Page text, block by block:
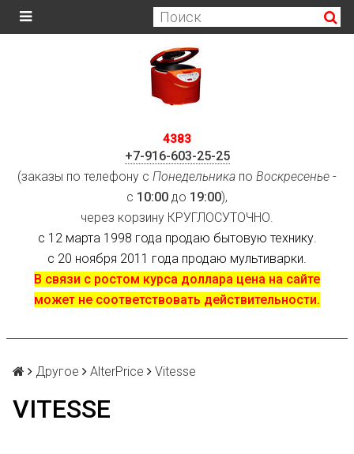
4383
+7-916-603-25-25
(заказы по телефону с Понедельника по Воскресенье -
с 10:00 до 19:00),
через корзину КРУГЛОСУТОЧНО.
с 12 марта 1998 года продаю бытовую технику.
с 20 ноября 2011 года продаю мультиварки.
В связи с ростом курса доллара цена на сайте
может не соответствовать действительности.
Другое AlterPrice Vitesse
VITESSE